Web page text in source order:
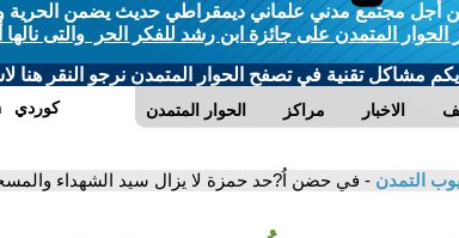
أجل مجتمع مدني علماني ديمقراطي حديث يضمن الحرية
الحوار المتمدن على جائزة ابن رشد للفكر الحر والتى نالها
مشاكل تقنية في تصفح الحوار المتمدن نرجو النقر هنا
الحوار المتمدن مراكز الاخبار كوردي
التمدن - في حضن اُ?حد حمزة لا يزال سيد الشهداء